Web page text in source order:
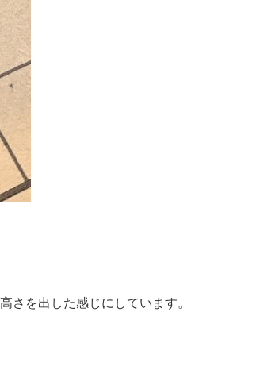
さを出した感じにしています。